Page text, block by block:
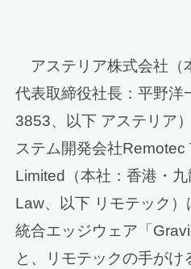
アステリア株式会社（
代表取締役社長：平野洋
3853、以下 アステリア
ステム開発会社
Limited（本社：香港・
Law、以下 リモテック
統合エッジウェア「
と、リモテックの手がけ